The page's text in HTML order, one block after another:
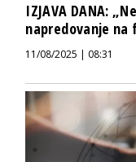
IZJAVA DANA:
napredovanje
11/08/2025 | 08:31